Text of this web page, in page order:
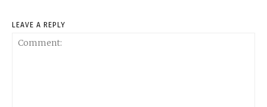
LEAVE A REPLY